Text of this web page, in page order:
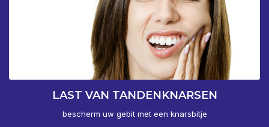
LAST VAN TANDENKNARSEN
bescherm uw gebit met een knarsbitje